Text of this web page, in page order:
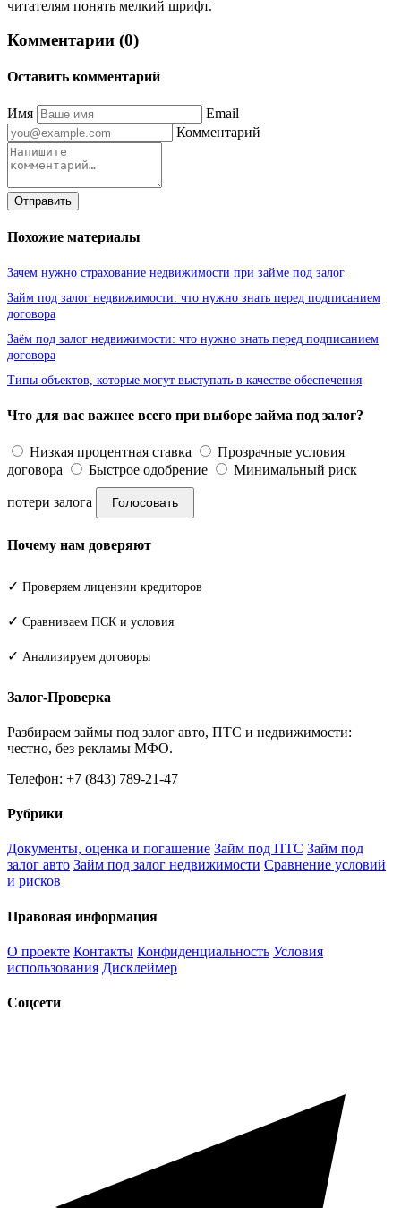
читателям понять мелкий шрифт.
Комментарии (0)
Оставить комментарий
Имя
Email
Комментарий
Отправить
Похожие материалы
Зачем нужно страхование недвижимости при займе под залог
Займ под залог недвижимости: что нужно знать перед подписанием
договора
Заём под залог недвижимости: что нужно знать перед подписанием
договора
Типы объектов, которые могут выступать в качестве обеспечения
Что для вас важнее всего при выборе займа под залог?
Низкая процентная ставка
Прозрачные условия
договора
Быстрое одобрение Минимальный риск
потери залога Голосовать
Почему нам доверяют
✓ Проверяем лицензии кредиторов
✓ Сравниваем ПСК и условия
✓ Анализируем договоры
Залог-Проверка
Разбираем займы под залог авто, ПТС и недвижимости:
честно, без рекламы МФО.
Телефон: +7 (843) 789-21-47
Рубрики
Документы, оценка и погашение Займ под ПТС Займ под
залог авто Займ под залог недвижимости Сравнение условий
и рисков
Правовая информация
О проекте Контакты Конфиденциальность Условия
использования Дисклеймер
Соцсети